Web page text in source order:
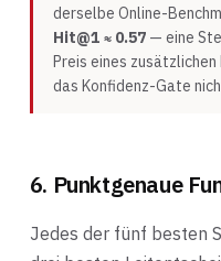
derselbe Online-
Hit@1 ≈ 0.57— eine
Preis eines
das Konfidenz-Gate
6. Punktgenaue
Jedes der fünf besten